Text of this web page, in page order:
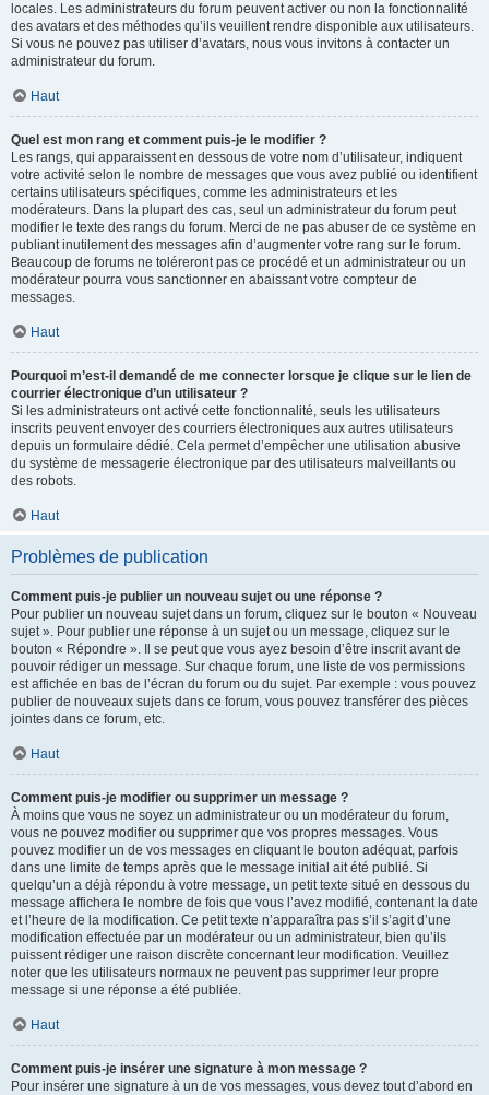
locales. Les administrateurs du forum peuvent activer ou non la fonctionnalité
des avatars et des méthodes qu’ils veuillent rendre disponible aux utilisateurs.
Si vous ne pouvez pas utiliser d’avatars, nous vous invitons à contacter un
administrateur du forum.
Haut
Quel est mon rang et comment puis-je le modifier ?
Les rangs, qui apparaissent en dessous de votre nom d’utilisateur, indiquent
votre activité selon le nombre de messages que vous avez publié ou identifient
certains utilisateurs spécifiques, comme les administrateurs et les
modérateurs. Dans la plupart des cas, seul un administrateur du forum peut
modifier le texte des rangs du forum. Merci de ne pas abuser de ce système en
publiant inutilement des messages afin d’augmenter votre rang sur le forum.
Beaucoup de forums ne toléreront pas ce procédé et un administrateur ou un
modérateur pourra vous sanctionner en abaissant votre compteur de
messages.
Haut
Pourquoi m’est-il demandé de me connecter lorsque je clique sur le lien de
courrier électronique d’un utilisateur ?
Si les administrateurs ont activé cette fonctionnalité, seuls les utilisateurs
inscrits peuvent envoyer des courriers électroniques aux autres utilisateurs
depuis un formulaire dédié. Cela permet d’empêcher une utilisation abusive
du système de messagerie électronique par des utilisateurs malveillants ou
des robots.
Haut
Problèmes de publication
Comment puis-je publier un nouveau sujet ou une réponse ?
Pour publier un nouveau sujet dans un forum, cliquez sur le bouton « Nouveau
sujet ». Pour publier une réponse à un sujet ou un message, cliquez sur le
bouton « Répondre ». Il se peut que vous ayez besoin d’être inscrit avant de
pouvoir rédiger un message. Sur chaque forum, une liste de vos permissions
est affichée en bas de l’écran du forum ou du sujet. Par exemple : vous pouvez
publier de nouveaux sujets dans ce forum, vous pouvez transférer des pièces
jointes dans ce forum, etc.
Haut
Comment puis-je modifier ou supprimer un message ?
À moins que vous ne soyez un administrateur ou un modérateur du forum,
vous ne pouvez modifier ou supprimer que vos propres messages. Vous
pouvez modifier un de vos messages en cliquant le bouton adéquat, parfois
dans une limite de temps après que le message initial ait été publié. Si
quelqu’un a déjà répondu à votre message, un petit texte situé en dessous du
message affichera le nombre de fois que vous l’avez modifié, contenant la date
et l’heure de la modification. Ce petit texte n’apparaîtra pas s’il s’agit d’une
modification effectuée par un modérateur ou un administrateur, bien qu’ils
puissent rédiger une raison discrète concernant leur modification. Veuillez
noter que les utilisateurs normaux ne peuvent pas supprimer leur propre
message si une réponse a été publiée.
Haut
Comment puis-je insérer une signature à mon message ?
Pour insérer une signature à un de vos messages, vous devez tout d’abord en